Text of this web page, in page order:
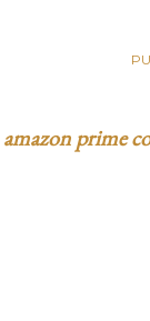
prime